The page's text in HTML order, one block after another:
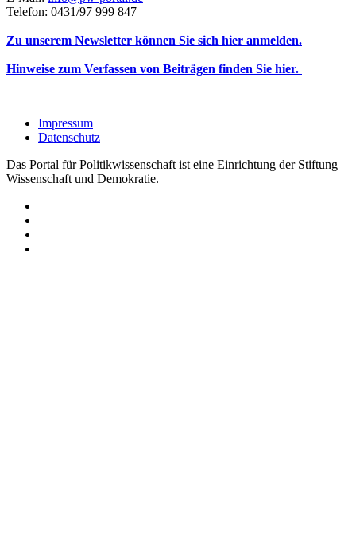
Telefon: 0431/97 999 847
Zu unserem Newsletter können Sie sich hier anmelden.
Hinweise zum Verfassen von Beiträgen finden Sie hier.
Impressum
Datenschutz
Das Portal für Politikwissenschaft ist eine Einrichtung der Stiftung
Wissenschaft und Demokratie.